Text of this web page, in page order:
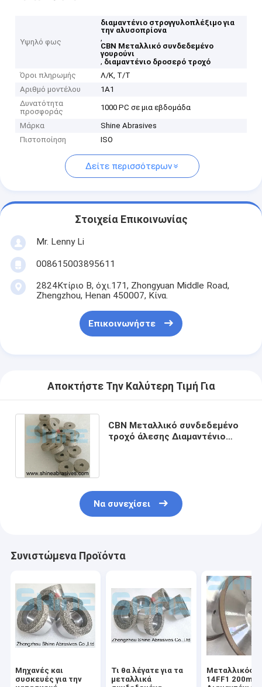
Υψηλό φως
διαμαντένιο στρογγυλοπλέξιμο για
την αλυσοπρίονα
,
CBN Μεταλλικό συνδεδεμένο
γουρούνι
, διαμαντένιο δροσερό τροχό
Όροι πληρωμής
Λ/Κ, Τ/Τ
Αριθμό μοντέλου
1Α1
Δυνατότητα
προσφοράς
1000 PC σε μια εβδομάδα
Μάρκα
Shine Abrasives
Πιστοποίηση
ISO
Δείτε περισσότερων
Στοιχεία Επικοινωνίας
Mr. Lenny Li
008615003895611
2824Κτίριο Β, όχι.171, Zhongyuan Middle Road,
Zhengzhou, Henan 450007, Κίνα.
Επικοινωνήστε
Αποκτήστε Την Καλύτερη Τιμή Για
CBN Μεταλλικό συνδεδεμένο
τροχό άλεσης Διαμαντένιο
Να συνεχίσει
Συνιστώμενα Προϊόντα
Μηχανές και
συσκευές για την
Τι θα λέγατε για τα
μεταλλικά
Μεταλλικός
14FF1 200mm